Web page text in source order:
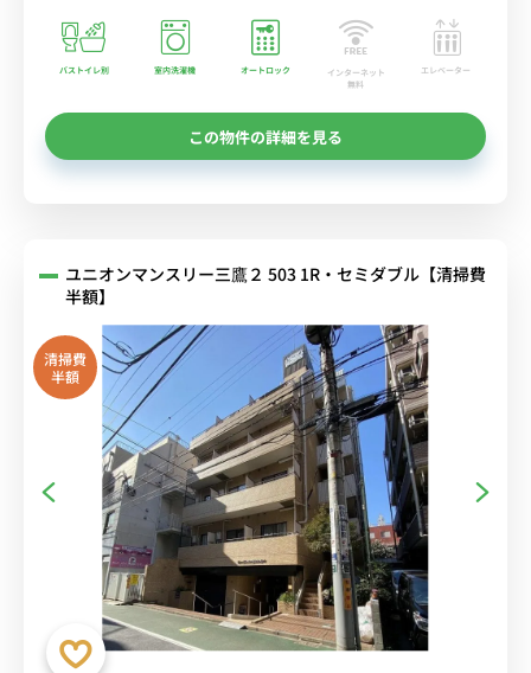
バストイレ別 室内洗濯機 オートロック
インターネット
無料
エレベーター
この物件の詳細を見る
ユニオンマンスリー三鷹２ 503 1R・セミダブル【清掃費
半額】
清掃費
半額